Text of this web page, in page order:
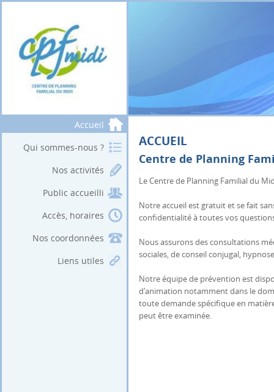
Accueil
Qui sommes-nous ?
Nos activités
Public accueilli
Accès, horaires
Nos coordonnées
Liens utiles
ACCUEIL
Centre de Planning
Le Centre de Planning Familial du
Notre accueil est gratuit et se fait
confidentialité à toutes vos
Nous assurons des consultations
sociales, de conseil conjugal,
Notre équipe de prévention est
d'animation notamment dans le
toute demande spécifique en
peut être examinée.